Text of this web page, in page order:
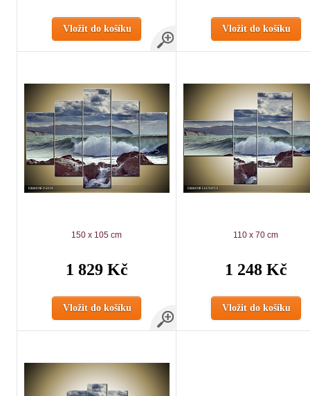
Vložit do košíku Vložit do košíku
150 x 105 cm
1 829 Kč
Vložit do košíku
110 x 70 cm
1 248 Kč
Vložit do košíku